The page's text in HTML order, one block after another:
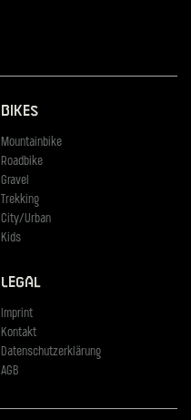
Bikes
Mountainbike
Roadbike
Gravel
Trekking
City/Urban
Kids
Legal
Imprint
Kontakt
Datenschutzerklärung
AGB